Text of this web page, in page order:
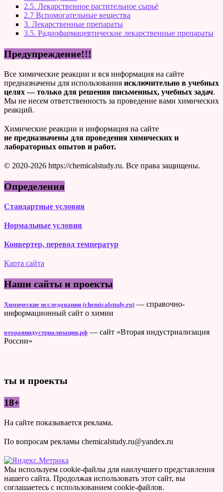
2.5. Лекарственное растительное сырьё
2.7 Вспомогательные вещества
3. Лекарственные препараты
3.5. Радиофармацевтические лекарственные препараты
Предупреждение!!!
Все химические реакции и вся информация на сайте
предназначены для использования исключительно в учебных
целях — только для решения письменных, учебных задач.
Мы не несем ответственность за проведение вами химических
реакций.
Химические реакции и информация на сайте
не предназначены для проведения химических и
лабораторных опытов и работ.
© 2020-2026 https://chemicalstudy.ru. Все права защищены.
Определения
Стандартные условия
Нормальные условия
Конвертер, перевод температур
Карта сайта
Наши сайты и проекты
Химические исследования (chemicalstudy.ru) — справочно-
информационный сайт о химии
втораяиндустриализация.рф — сайт «Вторая индустриализация
России»
ты и проекты
18+
На сайте показывается реклама.
По вопросам рекламы chemicalstudy.ru@yandex.ru
Мы используем cookie-файлы для наилучшего представления
нашего сайта. Продолжая использовать этот сайт, вы
соглашаетесь с использованием cookie-файлов.